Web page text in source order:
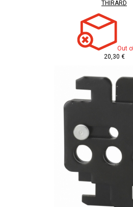
THIRARD
Out
20,30 €